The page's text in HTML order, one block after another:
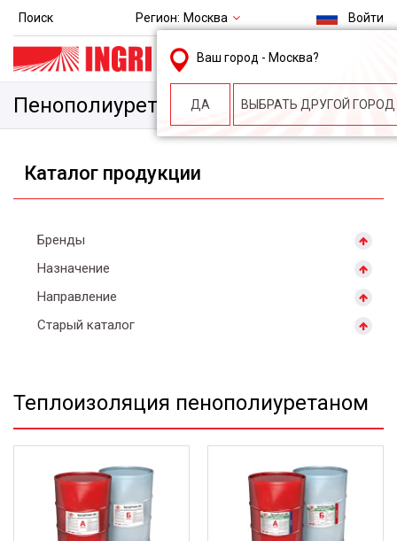
Поиск Регион: Москва
Ваш город - Москва?
ДА ВЫБРАТЬ ДРУГОЙ ГОРОД
Войти
msk@ingri.ru
пн. – пт.: 9.00-18.00
Пенополиуретан
Каталог продукции
Бренды
Назначение
Направление
Старый каталог
Теплоизоляция пенополиуретаном